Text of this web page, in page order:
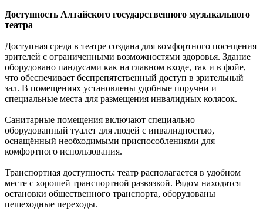
Доступность Алтайского государственного музыкального
театра
Доступная среда в театре создана для комфортного посещения
зрителей с ограниченными возможностями здоровья. Здание
оборудовано пандусами как на главном входе, так и в фойе,
что обеспечивает беспрепятственный доступ в зрительный
зал. В помещениях установлены удобные поручни и
специальные места для размещения инвалидных колясок.
Санитарные помещения включают специально
оборудованный туалет для людей с инвалидностью,
оснащённый необходимыми приспособлениями для
комфортного использования.
Транспортная доступность: театр располагается в удобном
месте с хорошей транспортной развязкой. Рядом находятся
остановки общественного транспорта, оборудованы
пешеходные переходы.